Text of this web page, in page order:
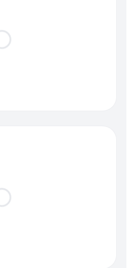
Loading...
Loading...